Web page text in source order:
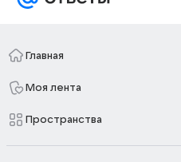
Главная
Моя лента
Пространства